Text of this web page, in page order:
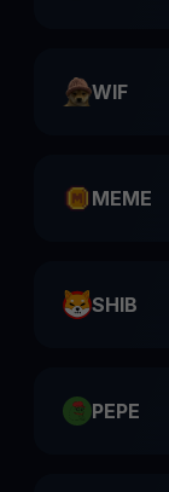
WIF
MEME
SHIB
PEPE